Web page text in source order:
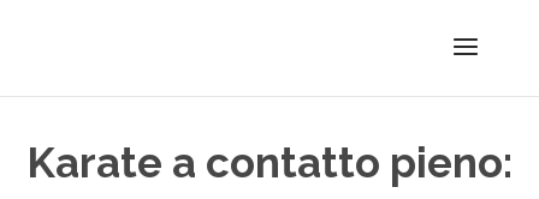
Karate a contatto pieno: